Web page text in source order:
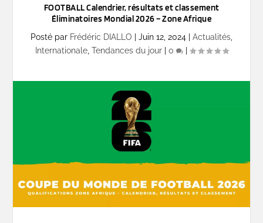
FOOTBALL Calendrier, résultats et classement
Éliminatoires Mondial 2026 – Zone Afrique
Posté par Frédéric DIALLO Juin 12, 2024 Actualités
Internationale, Tendances du jour| 0 |